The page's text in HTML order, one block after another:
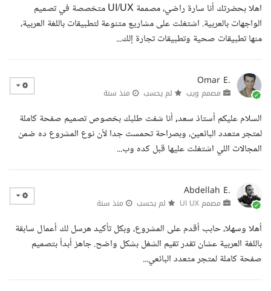
اهلا بحضرتك أنا سارة راضي، مصممة UI/UX متخصصة في تصميم
الواجهات بالعربية. اشتغلت على مشاريع متنوعة لتطبيقات باللغة العربية،
منها تطبيقات صحية وتطبيقات تجارة إلك...
Omar E.
مصمم ويب لم يحسب منذ سنة
السلام عليكم أستاذ سعد, أنا شفت طلبك بخصوص تصميم صفحة كاملة
لمتجر متعدد البائعين، وبصراحة تحمست جدا لأن نوع المشروع ده ضمن
المجالات اللي اشتغلت عليها قبل كده وب...
Abdellah E.
مصمم UI UX لم يحسب منذ سنة
أهلا وسهلا، حابب أقدم على المشروع، وبكل تأكيد هرسل لك أعمال سابقة
باللغة العربية عشان تقدر تقيم الشغل بشكل واضح. جاهز أبدأ بتصميم
صفحة كاملة لمتجر متعدد البائعي...